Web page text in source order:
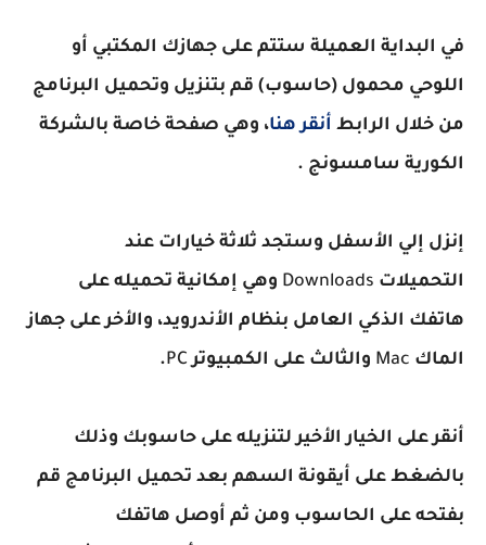
في البداية العميلة ستتم على جهازك المكتبي أو
اللوحي محمول (حاسوب) قم بتنزيل وتحميل البرنامج
من خلال الرابط أنقر هنا، وهي صفحة خاصة بالشركة
الكورية سامسونج .
إنزل إلي الأسفل وستجد ثلاثة خيارات عند
التحميلات Downloads وهي إمكانية تحميله على
هاتفك الذكي العامل بنظام الأندرويد، والأخر على جهاز
الماك Mac والثالث على الكمبيوترPC
.
أنقر على الخيار الأخير لتنزيله على حاسوبك وذلك
بالضغط على أيقونة السهم بعد تحميل البرنامج قم
بفتحه على الحاسوب ومن ثم أوصل هاتفك